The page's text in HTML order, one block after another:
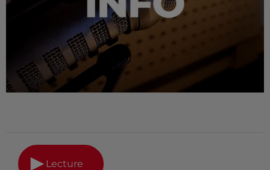
Lecture